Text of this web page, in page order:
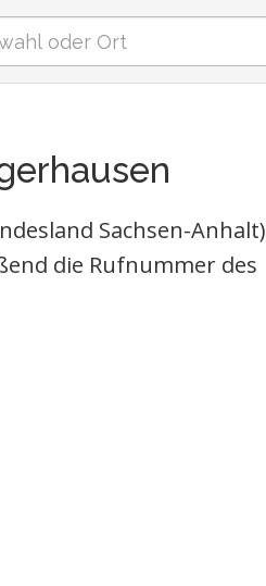
Sachsen-Anhalt)
die Rufnummer des